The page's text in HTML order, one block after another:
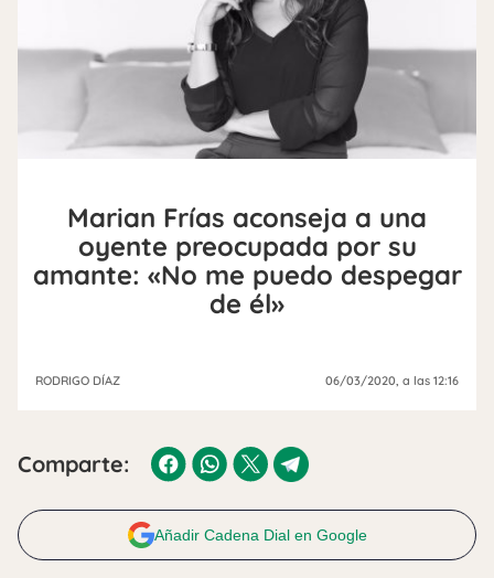
Marian Frías aconseja a una
oyente preocupada por su
amante: «No me puedo despegar
de él»
RODRIGO DÍAZ 06/03/2020 , a las 12:16
Comparte:
Añadir Cadena Dial en Google